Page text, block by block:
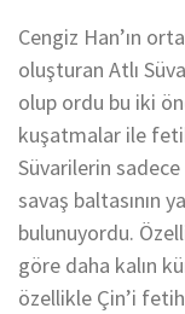
Cengiz Han’ın
oluşturan Atlı
olup ordu bu iki
kuşatmalar ile
Süvarilerin
savaş baltasının
bulunuyordu.
göre daha kalın
özellikle Çin’i